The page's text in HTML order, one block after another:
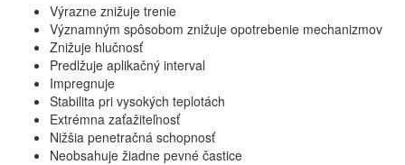
Výrazne znižuje trenie
Významným spôsobom znižuje opotrebenie mechanizmov
Znižuje hlučnosť
Predlžuje aplikačný interval
Impregnuje
Stabilita pri vysokých teplotách
Extrémna zaťažiteľnosť
Nižšia penetračná schopnosť
Neobsahuje žiadne pevné častice